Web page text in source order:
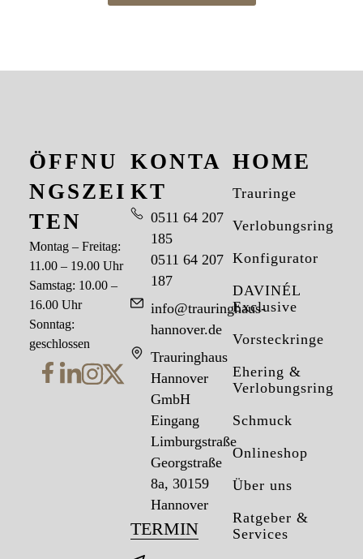
HOME
Trauringe
Verlobungsringe
Konfigurator
DAVINÉL
Exclusive
Vorsteckringe
Ehering &
Verlobungsring
Schmuck
Onlineshop
Über uns
Ratgeber &
Services
KONTA
KT
0511 64 207
185
0511 64 207
187
info@trauringhaus-
hannover.de
Trauringhaus
Hannover
GmbH
Eingang
Limburgstraße
Georgstraße
8a, 30159
Hannover
TERMIN
ÖFFNU
NGSZEI
TEN
Montag – Freitag:
11.00 – 19.00 Uhr
Samstag: 10.00 –
16.00 Uhr
Sonntag:
geschlossen